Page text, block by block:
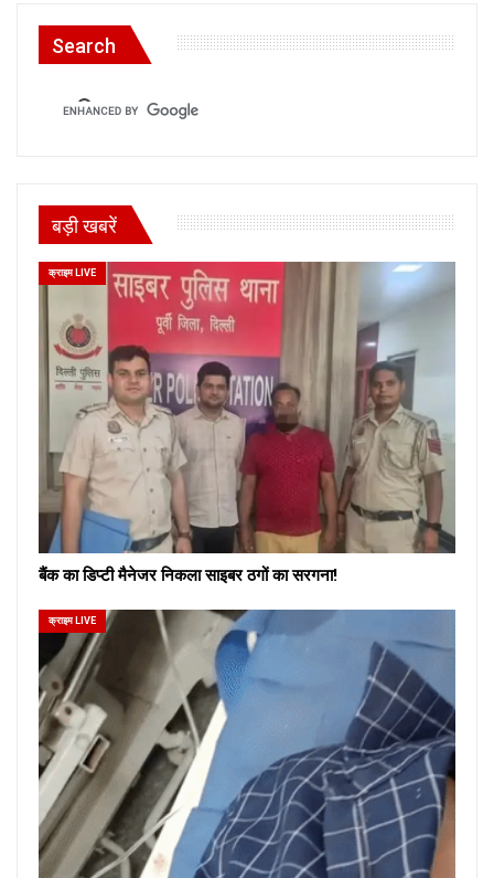
Search
बड़ी खबरें
क्राइम LIVE
बैंक का डिप्टी मैनेजर निकला साइबर ठगों का सरगना!
क्राइम LIVE